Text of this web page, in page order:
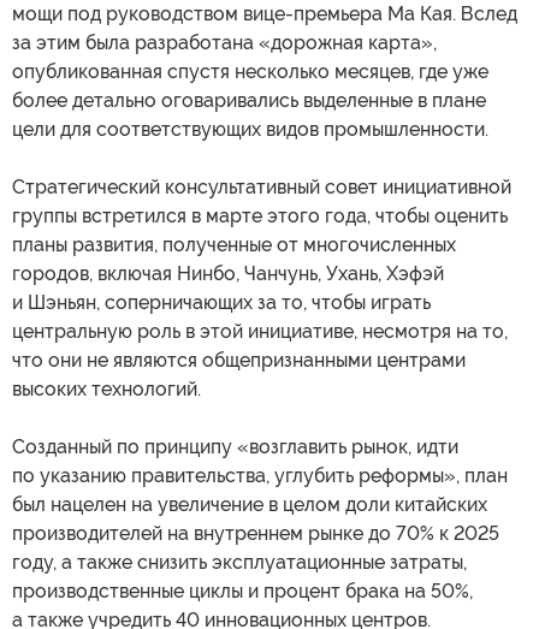
мощи под руководством вице-премьера Ма Кая. Вслед
за этим была разработана «дорожная карта»,
опубликованная спустя несколько месяцев, где уже
более детально оговаривались выделенные в плане
цели для соответствующих видов промышленности.
Стратегический консультативный совет инициативной
группы встретился в марте этого года, чтобы оценить
планы развития, полученные от многочисленных
городов, включая Нинбо, Чанчунь, Ухань, Хэфэй
и Шэньян, соперничающих за то, чтобы играть
центральную роль в этой инициативе, несмотря на то,
что они не являются общепризнанными центрами
высоких технологий.
Созданный по принципу «возглавить рынок, идти
по указанию правительства, углубить реформы», план
был нацелен на увеличение в целом доли китайских
производителей на внутреннем рынке до 70% к 2025
году, а также снизить эксплуатационные затраты,
производственные циклы и процент брака на 50%,
а также учредить 40 инновационных центров.